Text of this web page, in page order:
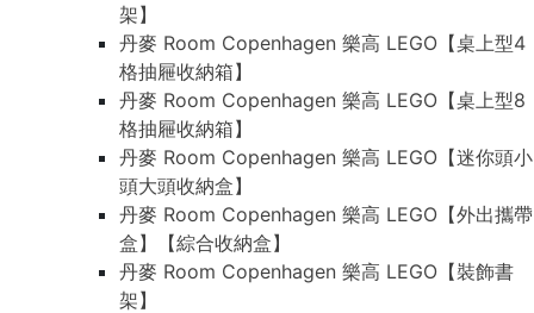
架】
丹麥 Room Copenhagen 樂高 LEGO【桌上型4
格抽屜收納箱】
丹麥 Room Copenhagen 樂高 LEGO【桌上型8
格抽屜收納箱】
丹麥 Room Copenhagen 樂高 LEGO【迷你頭小
頭大頭收納盒】
丹麥 Room Copenhagen 樂高 LEGO【外出攜帶
盒】【綜合收納盒】
丹麥 Room Copenhagen 樂高 LEGO【裝飾書
架】